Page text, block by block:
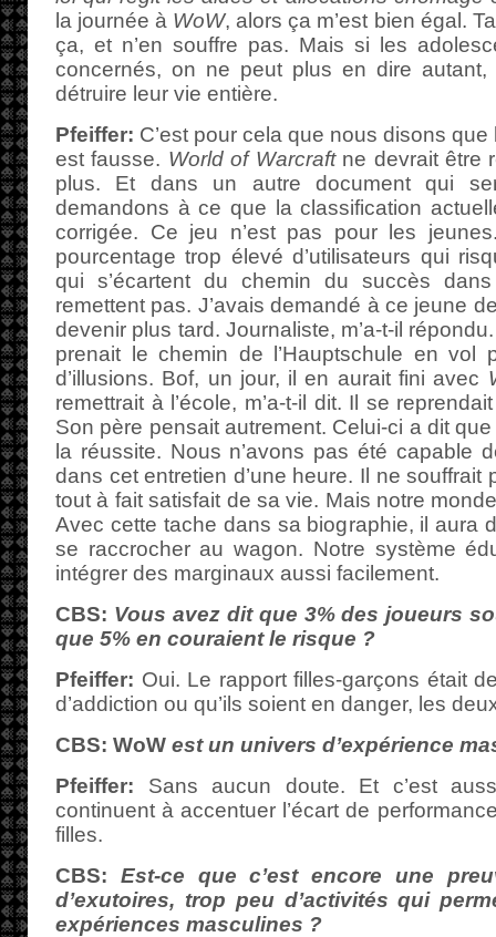
la journée à WoW, alors ça m’est bien égal.
ça, et n’en souffre pas. Mais si les
concernés, on ne peut plus en dire autant,
détruire leur vie entière.
Pfeiffer: C’est pour cela que nous disons
est fausse. World of Warcraftne devrait être
plus. Et dans un autre document qui
demandons à ce que la classification
corrigée. Ce jeu n’est pas pour les
pourcentage trop élevé d’utilisateurs qui
qui s’écartent du chemin du succès
remettent pas. J’avais demandé à ce jeune
devenir plus tard. Journaliste, m’a-t-il
prenait le chemin de l’Hauptschule en vol
d’illusions. Bof, un jour, il en aurait fini avec
remettrait à l’école, m’a-t-il dit. Il se
Son père pensait autrement. Celui-ci a dit
la réussite. Nous n’avons pas été capable
dans cet entretien d’une heure. Il ne souffrait
tout à fait satisfait de sa vie. Mais notre
Avec cette tache dans sa biographie, il aura
se raccrocher au wagon. Notre système
intégrer des marginaux aussi facilement.
CBS: Vous avez dit que 3% des joueurs
que 5% en couraient le risque ?
Pfeiffer: Oui. Le rapport filles-garçons était
d’addiction ou qu’ils soient en danger, les
CBS: WoW est un univers d’expérience
Pfeiffer: Sans aucun doute. Et c’est
continuent à accentuer l’écart de
filles.
CBS:
Est-ce que c’est encore une
d’exutoires, trop peu d’activités qui
expériences masculines ?